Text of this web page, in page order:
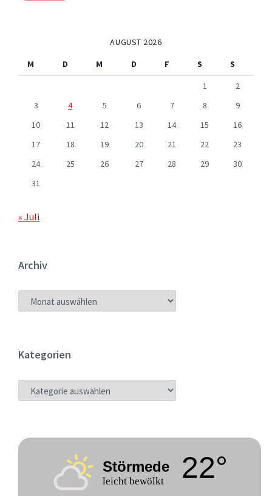
AUGUST 2026
M
D M D F S
S
1
2
3
4 5 6 7 8
9
10
11 12 13 14 15
16
17
18 19 20 21 22
23
24
25 26 27 28 29
30
31
« Juli
Archiv
ARCHIV
Kategorien
KATEGORIEN
Störmede
leicht bewölkt 22°